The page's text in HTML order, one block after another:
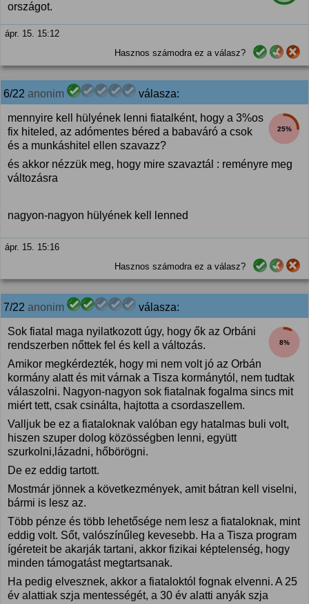
országot.
ápr. 15. 15:12
Hasznos számodra ez a válasz?
6/22 anonim válasza:
25%
mennyire kell hülyének lenni fiatalként, hogy a 3%os
fix hiteled, az adómentes béred a babaváró a csok
és a munkáshitel ellen szavazz?
és akkor nézzük meg, hogy mire szavaztál : reményre meg
változásra
nagyon-nagyon hülyének kell lenned
ápr. 15. 15:16
Hasznos számodra ez a válasz?
7/22 anonim válasza:
8%
Sok fiatal maga nyilatkozott úgy, hogy ők az Orbáni
rendszerben nőttek fel és kell a változás.
Amikor megkérdezték, hogy mi nem volt jó az Orbán
kormány alatt és mit várnak a Tisza kormánytól, nem tudtak
válaszolni. Nagyon-nagyon sok fiatalnak fogalma sincs mit
miért tett, csak csinálta, hajtotta a csordaszellem.
Valljuk be ez a fiataloknak valóban egy hatalmas buli volt,
hiszen szuper dolog közösségben lenni, együtt
szurkolni,lázadni, hőbörögni.
De ez eddig tartott.
Mostmár jönnek a következmények, amit bátran kell viselni,
bármi is lesz az.
Több pénze és több lehetősége nem lesz a fiataloknak, mint
eddig volt. Sőt, valószínűleg kevesebb. Ha a Tisza program
ígéreteit be akarják tartani, akkor fizikai képtelenség, hogy
minden támogatást megtartsanak.
Ha pedig elvesznek, akkor a fiataloktól fognak elvenni. A 25
év alattiak szja mentességét, a 30 év alatti anyák szja